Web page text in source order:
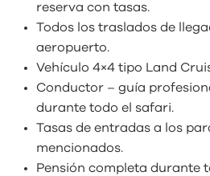
reserva con tasas.
Todos los traslados de
aeropuerto.
Vehículo 4×4 tipo Land
Conductor – guía
durante todo el safari.
Tasas de entradas a los
mencionados.
Pensión completa durante